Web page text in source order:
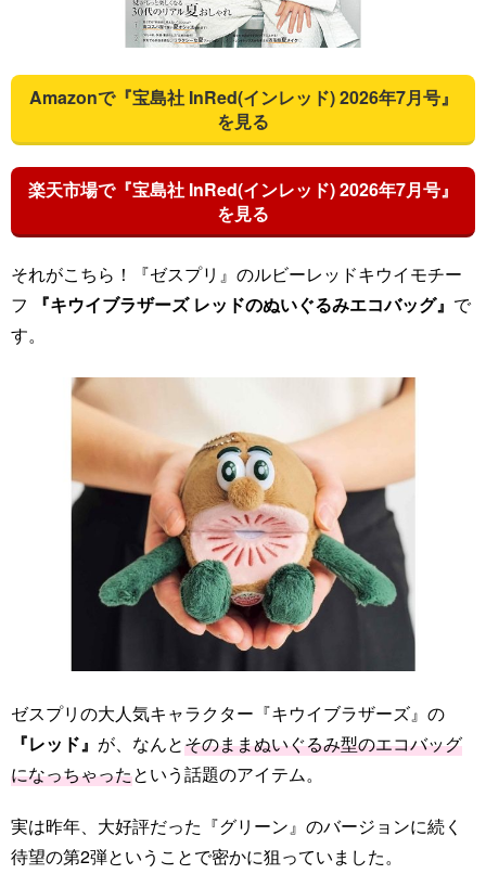
Amazonで『宝島社 InRed(インレッド) 2026年7月号』
を見る
楽天市場で『宝島社 InRed(インレッド) 2026年7月号』
を見る
それがこちら！『ゼスプリ』のルビーレッドキウイモチー
フ
『キウイブラザーズ レッドのぬいぐるみエコバッグ』 で
す。
ゼスプリの大人気キャラクター『キウイブラザーズ』の
『レッド』 が、なんとそのままぬいぐるみ型のエコバッグ
になっちゃったという話題のアイテム。
実は昨年、大好評だった『グリーン』のバージョンに続く
待望の第2弾ということで密かに狙っていました。